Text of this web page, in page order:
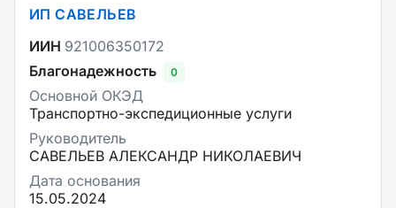
ИП САВЕЛЬЕВ
ИИН 921006350172
Благонадежность
0
Основной ОКЭД
Транспортно-экспедиционные услуги
Руководитель
САВЕЛЬЕВ АЛЕКСАНДР НИКОЛАЕВИЧ
Дата основания
15.05.2024